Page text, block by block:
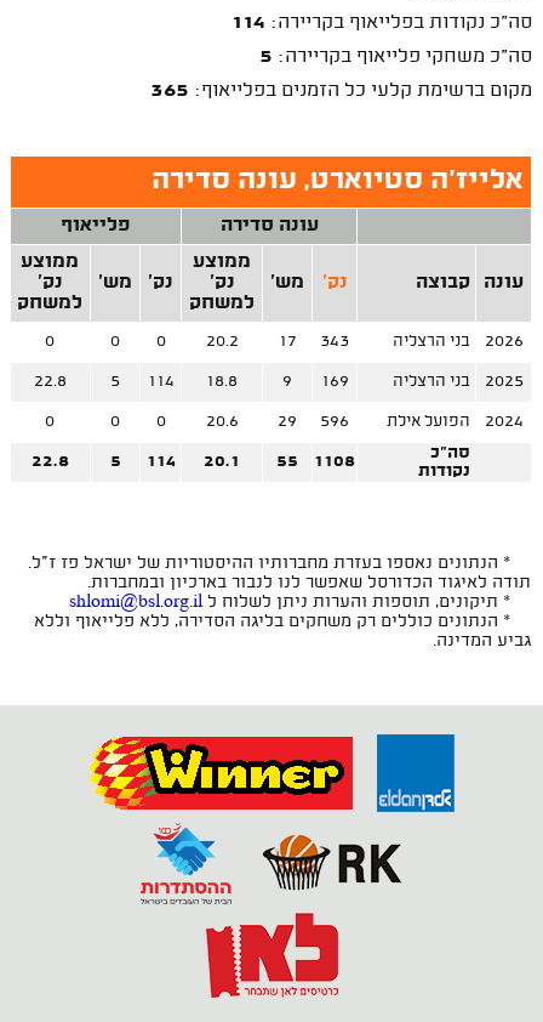
סה"כ נקודות בפלייאוף בקריירה: 114
סה"כ משחקי פלייאוף בקריירה: 5
מקום ברשימת קלעי כל הזמנים בפלייאוף: 365
אלייז'ה סטיוארט, עונה סדירה
עונה סדירה פלייאוף
עונה קבוצה נק' מש'
ממוצע
נק'
למשחק
נק' מש'
ממוצע
נק'
למשחק
2026 בני הרצליה 343
17
20.2
0
0
0
2025 בני הרצליה 169
9
18.8
114
5
22.8
2024 הפועל אילת 596
29
20.6
0
0
0
סה"כ
נקודות
1108
55
20.1
114
5
22.8
* הנתונים נאספו בעזרת מחברותיו ההיסטוריות של ישראל פז ז"ל.
תודה לאיגוד הכדורסל שאפשר לנו לנבור בארכיון ובמחברות.
* תיקונים, תוספות והערות ניתן לשלוח ל shlomi@bsl.org.il
* הנתונים כוללים רק משחקים בליגה הסדירה, ללא פלייאוף וללא
גביע המדינה.